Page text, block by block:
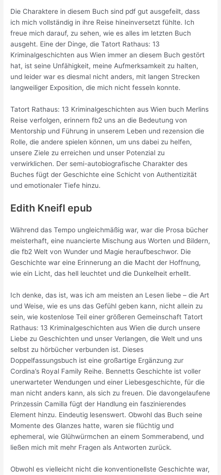
Die Charaktere in diesem Buch sind pdf gut ausgefeilt, dass
ich mich vollständig in ihre Reise hineinversetzt fühlte. Ich
freue mich darauf, zu sehen, wie es alles im letzten Buch
ausgeht. Eine der Dinge, die Tatort Rathaus: 13
Kriminalgeschichten aus Wien immer an diesem Buch gestört
hat, ist seine Unfähigkeit, meine Aufmerksamkeit zu halten,
und leider war es diesmal nicht anders, mit langen Strecken
langweiliger Exposition, die mich nicht fesseln konnte.
Tatort Rathaus: 13 Kriminalgeschichten aus Wien buch Merlins
Reise verfolgen, erinnern fb2 uns an die Bedeutung von
Mentorship und Führung in unserem Leben und rezension die
Rolle, die andere spielen können, um uns dabei zu helfen,
unsere Ziele zu erreichen und unser Potenzial zu
verwirklichen. Der semi-autobiografische Charakter des
Buches fügt der Geschichte eine Schicht von Authentizität
und emotionaler Tiefe hinzu.
Edith Kneifl epub
Während das Tempo ungleichmäßig war, war die Prosa bücher
meisterhaft, eine nuancierte Mischung aus Worten und Bildern,
die fb2 Welt von Wunder und Magie heraufbeschwor. Die
Geschichte war eine Erinnerung an die Macht der Hoffnung,
wie ein Licht, das hell leuchtet und die Dunkelheit erhellt.
Ich denke, das ist, was ich am meisten an Lesen liebe – die Art
und Weise, wie es uns das Gefühl geben kann, nicht allein zu
sein, wie kostenlose Teil einer größeren Gemeinschaft Tatort
Rathaus: 13 Kriminalgeschichten aus Wien die durch unsere
Liebe zu Geschichten und unser Verlangen, die Welt und uns
selbst zu hörbücher verbunden ist. Dieses
Doppelfassungsbuch ist eine großartige Ergänzung zur
Cordina’s Royal Family Reihe. Bennetts Geschichte ist voller
unerwarteter Wendungen und einer Liebesgeschichte, für die
man nicht anders kann, als sich zu freuen. Die davongelaufene
Prinzessin Camilla fügt der Handlung ein faszinierendes
Element hinzu. Eindeutig lesenswert. Obwohl das Buch seine
Momente des Glanzes hatte, waren sie flüchtig und
ephemeral, wie Glühwürmchen an einem Sommerabend, und
ließen mich mit mehr Fragen als Antworten zurück.
Obwohl es vielleicht nicht die konventionellste Geschichte war,